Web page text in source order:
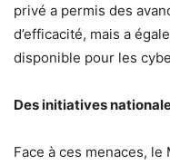
privé a permis des
d’efficacité, mais a
disponible pour les
Des initiatives
Face à ces menaces,